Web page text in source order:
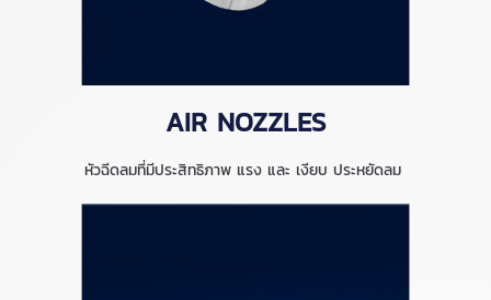
AIR NOZZLES
หัวฉีดลมที่มีประสิทธิภาพ แรง และ เงียบ ประหยัดลม